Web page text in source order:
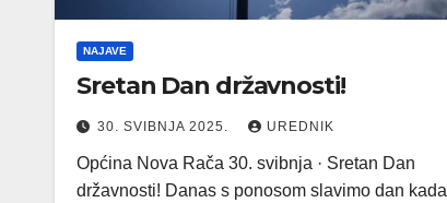
NAJAVE
Sretan Dan državnosti!
30. SVIBNJA 2025. UREDNIK
Općina Nova Rača 30. svibnja · Sretan Dan
državnosti! Danas s ponosom slavimo dan kada